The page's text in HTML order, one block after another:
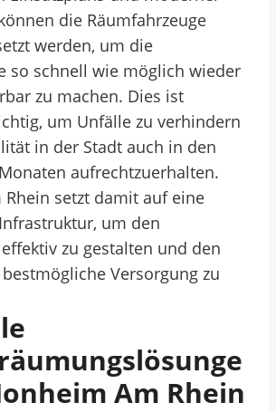
die Räumfahrzeuge
werden, um die
so schnell wie möglich wieder
zu machen. Dies ist
um Unfälle zu verhindern
in der Stadt auch in den
aufrechtzuerhalten.
setzt damit auf eine
um den
zu gestalten und den
Versorgung zu
Am Rhein